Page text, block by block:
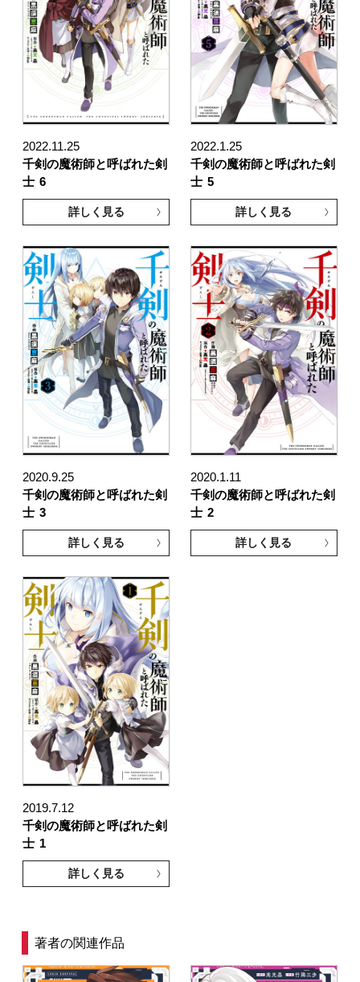
2022.11.25
千剣の魔術師と呼ばれた剣
士 6
詳しく見る
2022.1.25
千剣の魔術師と呼ばれた剣
士 5
詳しく見る
2020.9.25
千剣の魔術師と呼ばれた剣
士 3
詳しく見る
2020.1.11
千剣の魔術師と呼ばれた剣
士 2
詳しく見る
2019.7.12
千剣の魔術師と呼ばれた剣
士 1
詳しく見る
著者の関連作品